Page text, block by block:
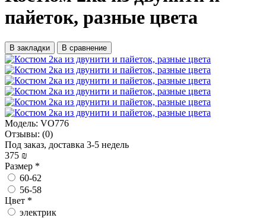
пайеток, разные цвета
В закладки В сравнение
Модель: VO776
Отзывы: (0)
Под заказ, доставка 3-5 недель
375 ₪
Размер *
60-62
56-58
Цвет *
электрик